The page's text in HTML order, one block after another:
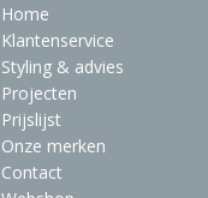
Home
Klantenservice
Styling & advies
Projecten
Prijslijst
Onze merken
Contact